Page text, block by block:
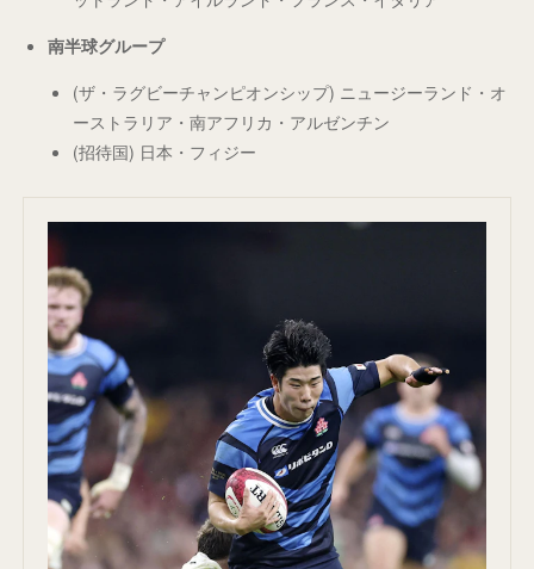
南半球グループ
(ザ・ラグビーチャンピオンシップ) ニュージーランド・オ
ーストラリア・南アフリカ・アルゼンチン
(招待国) 日本・フィジー